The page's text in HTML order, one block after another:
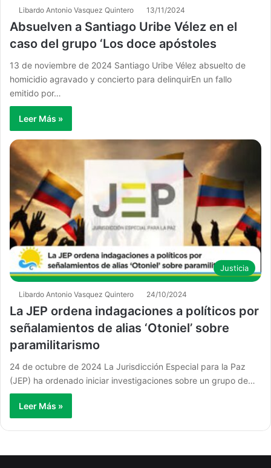
Libardo Antonio Vasquez Quintero 13/11/2024
Absuelven a Santiago Uribe Vélez en el
caso del grupo ‘Los doce apóstoles
13 de noviembre de 2024 Santiago Uribe Vélez absuelto de
homicidio agravado y concierto para delinquirEn un fallo
emitido por…
Leer Más »
Justicia
Libardo Antonio Vasquez Quintero 24/10/2024
La JEP ordena indagaciones a políticos por
señalamientos de alias ‘Otoniel’ sobre
paramilitarismo
24 de octubre de 2024 La Jurisdicción Especial para la Paz
(JEP) ha ordenado iniciar investigaciones sobre un grupo de…
Leer Más »